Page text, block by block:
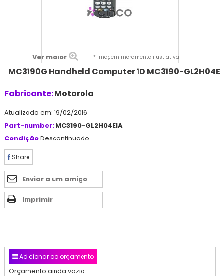
Ver maior * Imagem meramente ilustrativa
MC3190G Handheld Computer 1D MC3190-
Fabricante:Motorola
Atualizado em: 19/02/2016
Part-number: MC3190-GL2H04EIA
CondiçãoDescontinuado
Share
Enviar a um amigo
Imprimir
Adicionar ao orçamento
Orçamento ainda vazio